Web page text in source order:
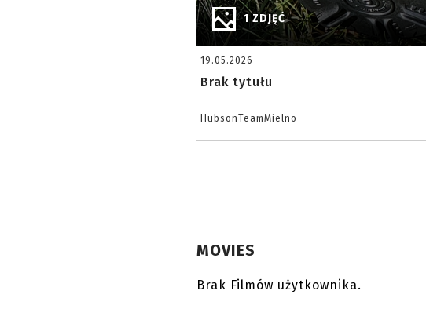
1 ZDJĘĆ
19.05.2026
Brak tytułu
HubsonTeamMielno
MOVIES
Brak Filmów użytkownika.